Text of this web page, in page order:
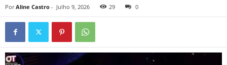
Por Aline Castro - Julho 9, 2026 29 0